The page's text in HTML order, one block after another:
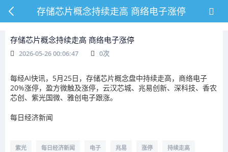
存储芯片概念持续走高 商络电子涨停
存储芯片概念持续走高 商络电子涨停
2026-05-26 00:06:47 0次
每经AI快讯，5月25日，存储芯片概念盘中持续走高，商络电子
20%涨停，盈方微触及涨停，云汉芯城、兆易创新、深科技、香农
芯创、紫光国微、雅创电子跟涨。
每日经济新闻
紫光 每日经济新闻 电子 兆易 涨停 持续走高